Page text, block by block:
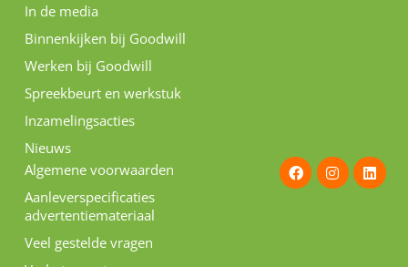
In de media
Binnenkijken bij Goodwill
Werken bij Goodwill
Spreekbeurt en werkstuk
Inzamelingsacties
Nieuws
Algemene voorwaarden
Aanleverspecificaties
advertentiemateriaal
Veel gestelde vragen
F
a
c
I
n
s
L
i
n